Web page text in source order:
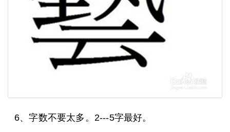
6、字数不要太多。2---5字最好。